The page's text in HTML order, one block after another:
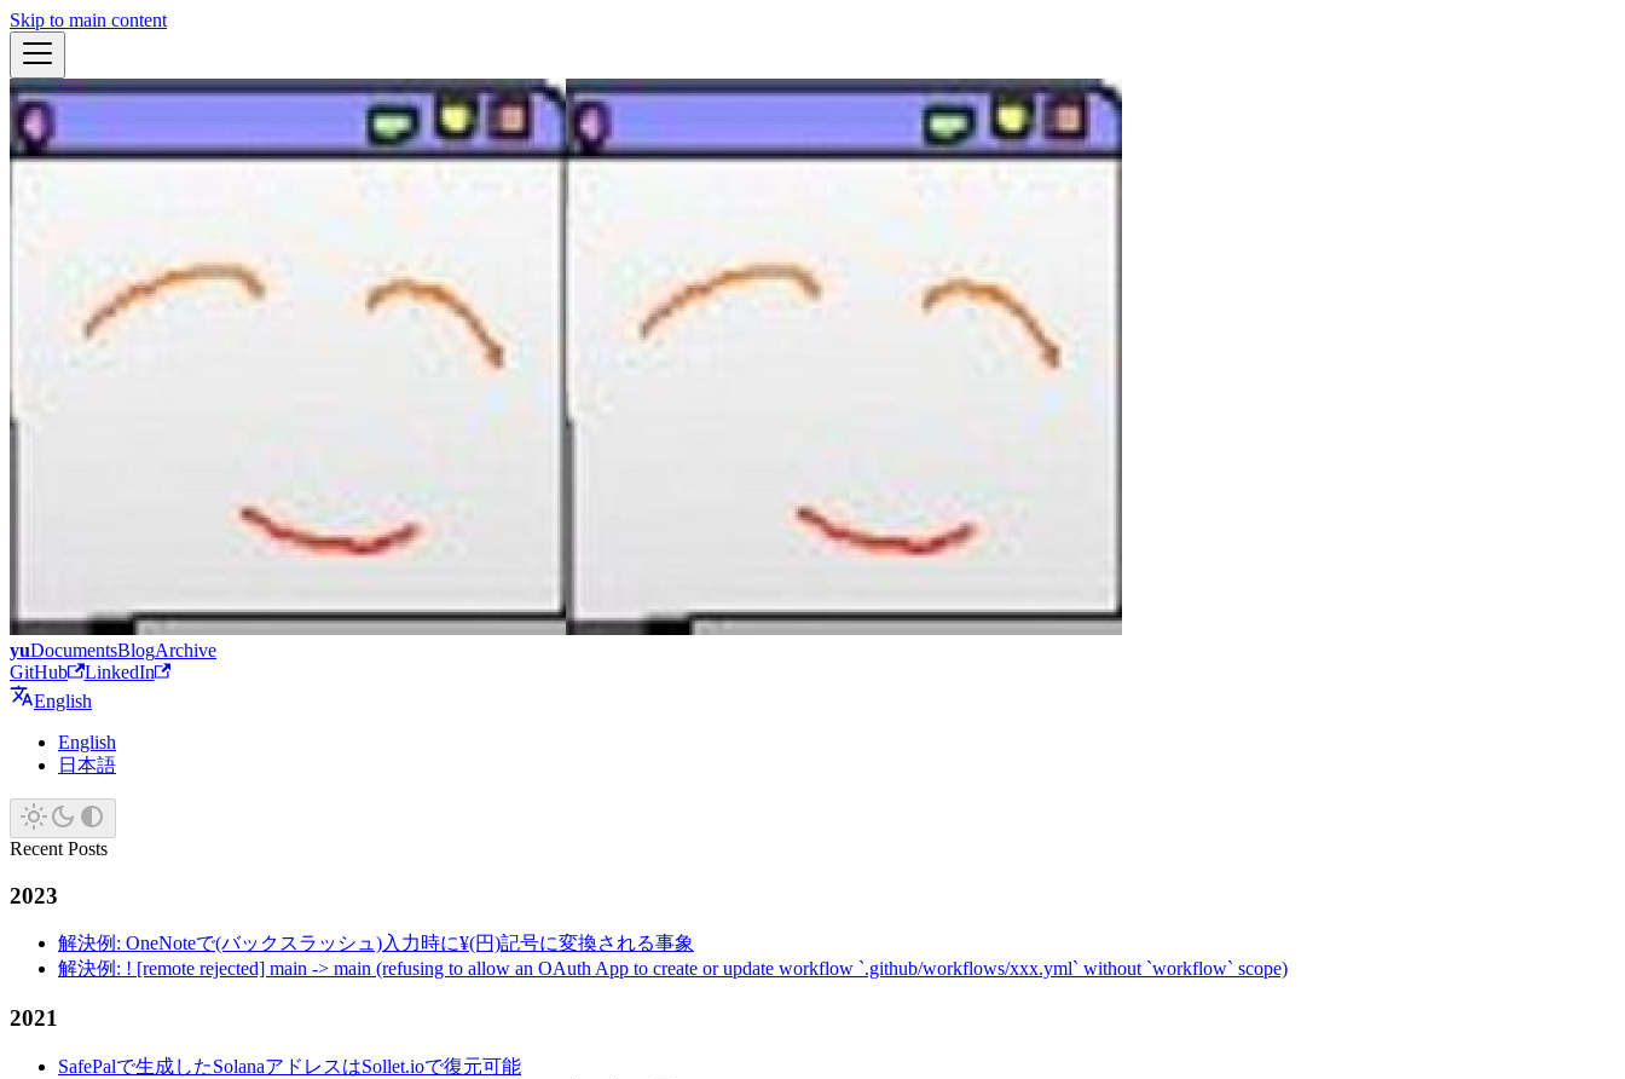
Skip to main content
yuDocumentsBlogArchive
GitHub
LinkedIn
English
English
日本語
Recent Posts
2023
解決例: OneNoteで(バックスラッシュ)入力時に¥(円)記号に変換される事象
解決例: ! [remote rejected] main -> main (refusing to allow an OAuth App to create or update workflow `.github/workflows/xxx.yml` without `workflow` scope)
2021
SafePalで生成したSolanaアドレスはSollet.ioで復元可能